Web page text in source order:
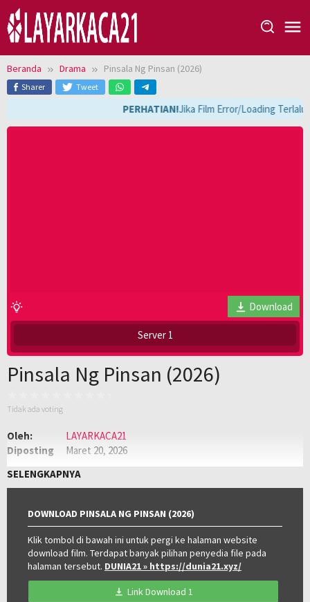
Loncat
ke
konten
Beranda Drama Pinsala Ng Pinsan (2026)
Sharer Tweet
PERHATIAN!Jika Film Error/Loading Terlalu
Download
Server 1
Pinsala Ng Pinsan (2026)
Tidak ada voting
Oleh:
LAYARKACA21
Diposting
Maret 20, 2026
Kualitas:
HD
Negara:
Philippines
SELENGKAPNYA
DOWNLOAD PINSALA NG PINSAN (2026)
Klik tombol di bawah ini untuk pergi ke halaman website
download film. Terdapat banyak pilihan penyedia file pada
halaman tersebut. DUNIA21» https://dunia21.xyz/
Link Download 1